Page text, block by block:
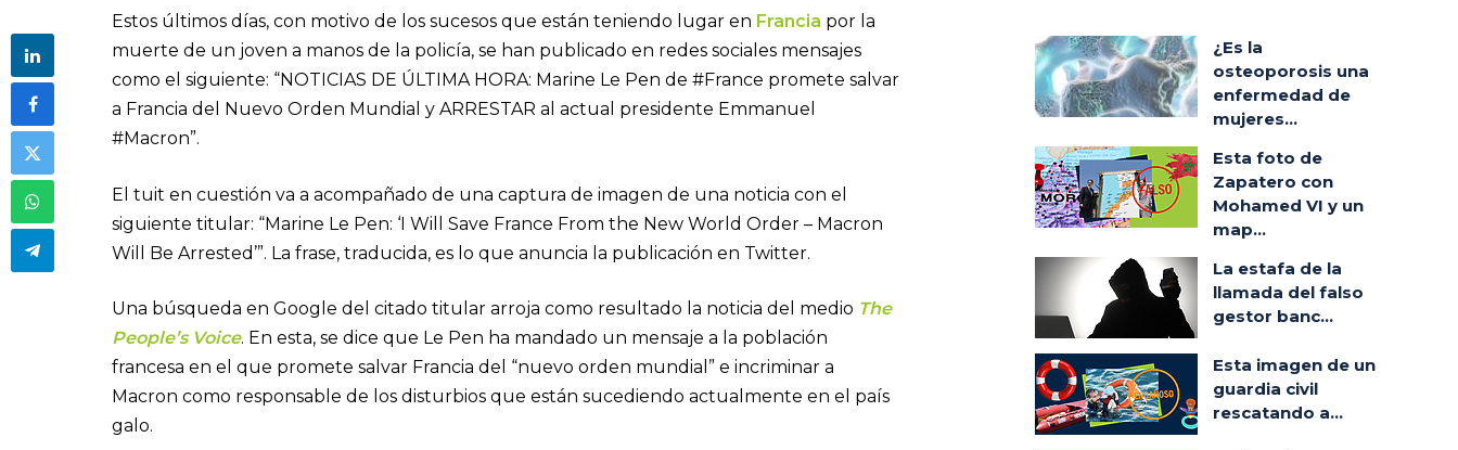
Estos últimos días, con motivo de los sucesos que están teniendo lugar en Francia por la
muerte de un joven a manos de la policía, se han publicado en redes sociales mensajes
como el siguiente: “NOTICIAS DE ÚLTIMA HORA: Marine Le Pen de #France promete salvar
a Francia del Nuevo Orden Mundial y ARRESTAR al actual presidente Emmanuel
#Macron”.
El tuit en cuestión va a acompañado de una captura de imagen de una noticia con el
siguiente titular: “Marine Le Pen: ‘I Will Save France From the New World Order – Macron
Will Be Arrested’”. La frase, traducida, es lo que anuncia la publicación en Twitter.
Una búsqueda en Google del citado titular arroja como resultado la noticia del medio The
People’s Voice. En esta, se dice que Le Pen ha mandado un mensaje a la población
francesa en el que promete salvar Francia del “nuevo orden mundial” e incriminar a
Macron como responsable de los disturbios que están sucediendo actualmente en el país
galo.
¿Es la
osteoporosis una
enfermedad de
mujeres...
Esta foto de
Zapatero con
Mohamed VI y un
map...
La estafa de la
llamada del falso
gestor banc...
Esta imagen de un
guardia civil
rescatando a...